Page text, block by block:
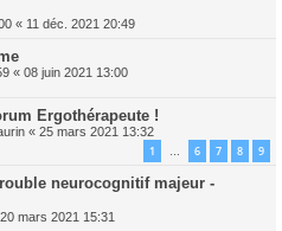
« 11 déc. 2021 20:49
« 08 juin 2021 13:00
Ergothérapeute !
« 25 mars 2021 13:32
1 … 6 7 8 9
neurocognitif majeur -
20 mars 2021 15:31